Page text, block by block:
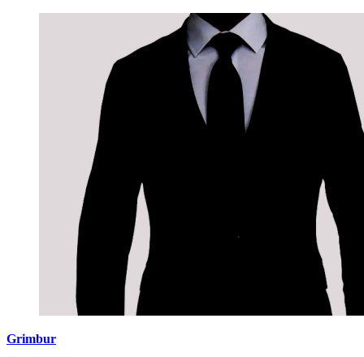
Grimbur